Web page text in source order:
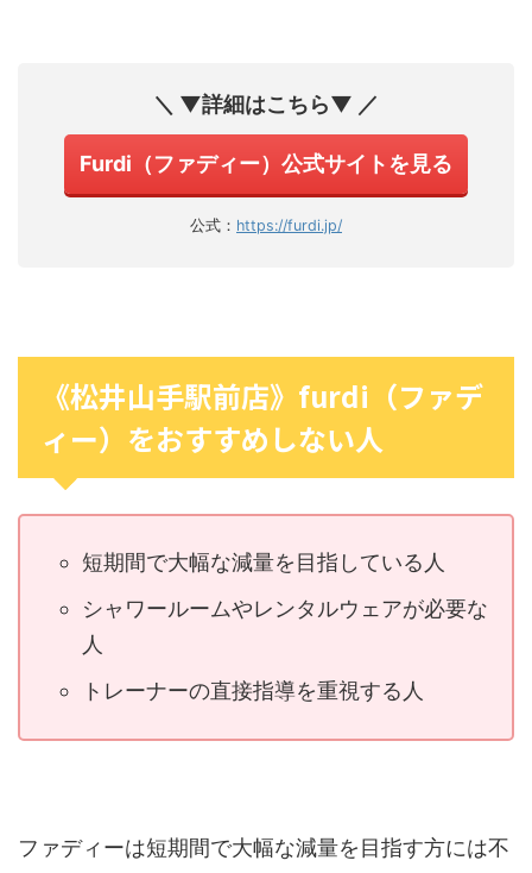
＼ ▼詳細はこちら▼ ／
Furdi（ファディー）公式サイトを見る
公式： https://furdi.jp/
《松井山手駅前店》furdi（ファデ
ィー）をおすすめしない人
短期間で大幅な減量を目指している人
シャワールームやレンタルウェアが必要な
人
トレーナーの直接指導を重視する人
ファディーは短期間で大幅な減量を目指す方には不